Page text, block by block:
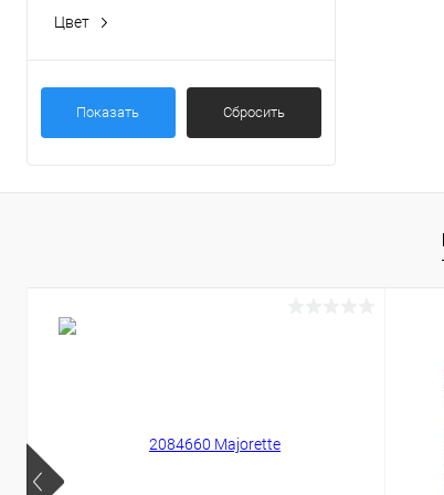
Цвет
Показать Сбросить